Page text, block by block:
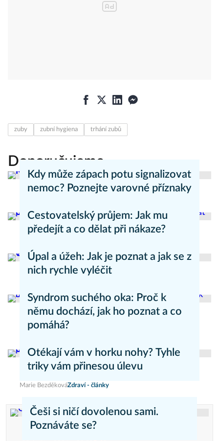
zuby zubní hygiena trhání zubů
Doporučujeme
Kdy může zápach potu signalizovat
nemoc? Poznejte varovné příznaky
Cestovatelský průjem: Jak mu
předejít a co dělat při nákaze?
Aneta Valešová
Úpal a úžeh: Jak je poznat a jak se z
nich rychle vyléčit
Syndrom suchého oka: Proč k
němu dochází, jak ho poznat a co
pomáhá?
Otékají vám v horku nohy? Tyhle
triky vám přinesou úlevu
Marie BezděkováZdraví - články
Češi si ničí dovolenou sami.
Poznáváte se?